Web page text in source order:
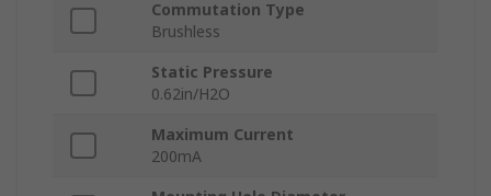
Commutation Type
Brushless
Static Pressure
0.62in/H2O
Maximum Current
200mA